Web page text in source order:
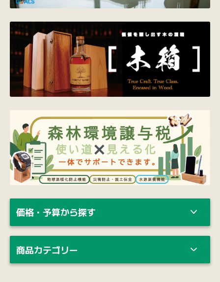
価格・予算から探す
商品カテゴリー